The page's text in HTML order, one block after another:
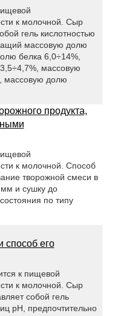
к молочной. Сыр
гель кислотностью
массовую долю
белка 6,0÷14%,
массовую
массовую долю
продукта,
к молочной. Способ
творожной смеси в
и сушку до
по типу
способ его
к пищевой
к молочной. Сыр
собой гель
pH, предпочтительно